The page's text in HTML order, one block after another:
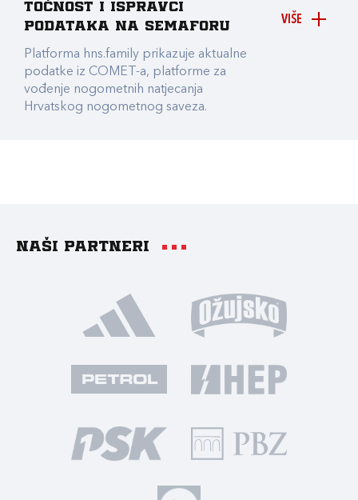
VIŠE
točnost i ispravci
podataka na Semaforu
Platforma hns.family prikazuje aktualne
podatke iz COMET-a, platforme za
vođenje nogometnih natjecanja
Hrvatskog nogometnog saveza.
Naši partneri